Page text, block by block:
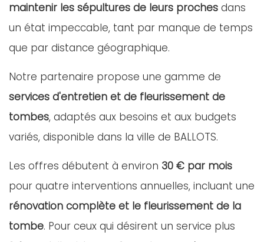
maintenir les sépultures de leurs proches dans
un état impeccable, tant par manque de temps
que par distance géographique.
Notre partenaire propose une gamme de
services d'entretien et de fleurissement de
tombes, adaptés aux besoins et aux budgets
variés, disponible dans la ville de BALLOTS.
Les offres débutent à environ 30 € par mois
pour quatre interventions annuelles, incluant une
rénovation complète et le fleurissement de la
tombe. Pour ceux qui désirent un service plus